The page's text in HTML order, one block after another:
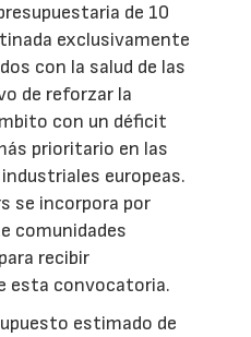
de 10
exclusivamente
con la salud de las
de reforzar la
con un déficit
prioritario en las
europeas.
se incorpora por
comunidades
recibir
esta convocatoria.
estimado de